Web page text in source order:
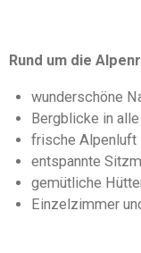
Rund um die
wunderschöne
Bergblicke in
frische Alpenluft
entspannte
gemütliche
Einzelzimmer